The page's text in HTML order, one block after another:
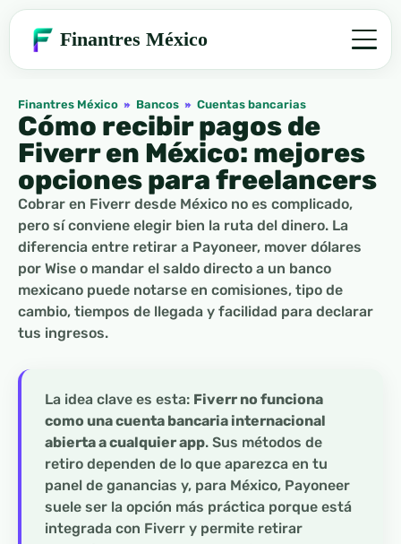
Finantres México
Finantres México » Bancos » Cuentas bancarias
Cómo recibir pagos de
Fiverr en México: mejores
opciones para freelancers
Cobrar en Fiverr desde México no es complicado,
pero sí conviene elegir bien la ruta del dinero. La
diferencia entre retirar a Payoneer, mover dólares
por Wise o mandar el saldo directo a un banco
mexicano puede notarse en comisiones, tipo de
cambio, tiempos de llegada y facilidad para declarar
tus ingresos.
La idea clave es esta: Fiverr no funciona
como una cuenta bancaria internacional
abierta a cualquier app. Sus métodos de
retiro dependen de lo que aparezca en tu
panel de ganancias y, para México, Payoneer
suele ser la opción más práctica porque está
integrada con Fiverr y permite retirar